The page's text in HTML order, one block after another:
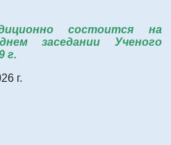
состоится на
заседании Ученого
г.
г.